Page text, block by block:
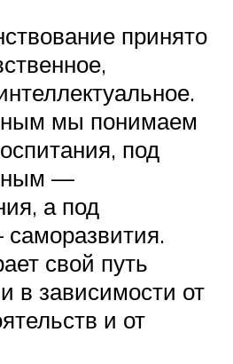
принято
мы понимаем
под
—
а под
свой путь
в зависимости от
и от